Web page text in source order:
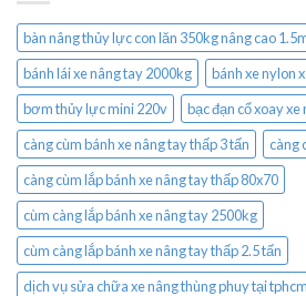
bàn nâng thủy lực con lăn 350kg nâng cao
bánh lái xe nâng tay 2000kg
bánh xe nylon
bơm thủy lực mini 220v
bạc đạn cổ xoay xe
càng cùm bánh xe nâng tay thấp 3 tấn
càng
càng cùm lắp bánh xe nâng tay thấp 80x70
cùm càng lắp bánh xe nâng tay 2500kg
cùm càng lắp bánh xe nâng tay thấp 2.5 tấn
dịch vụ sửa chữa xe nâng thùng phuy tại tphcm